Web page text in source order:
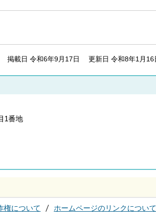
掲載日 令和6年9月17日 更新日 令和8年1月16
1番地
権について ホームページのリンクについて